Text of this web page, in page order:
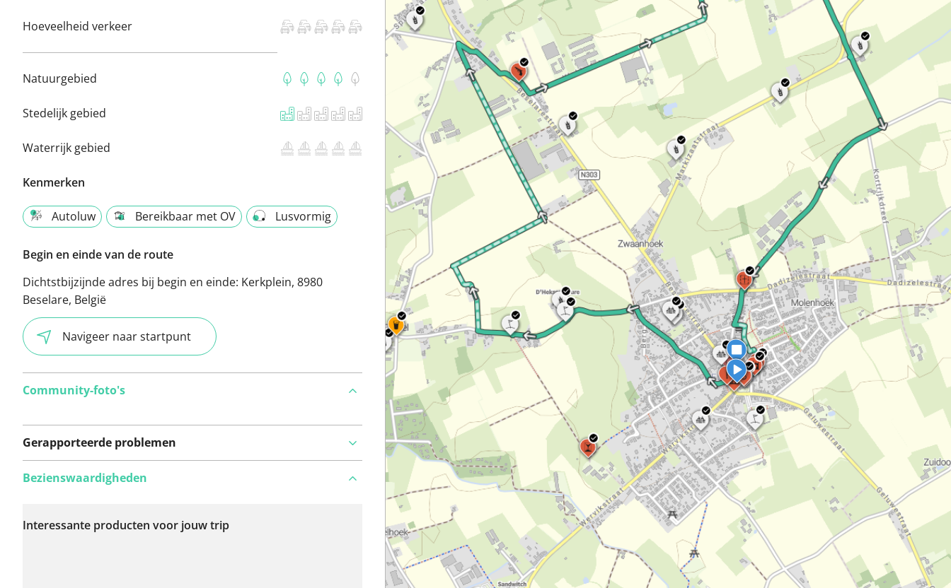
Hoeveelheid verkeer
Natuurgebied
Stedelijk gebied
Waterrijk gebied
Kenmerken
Autoluw Bereikbaar met OV Lusvormig
Begin en einde van de route
Dichtstbijzijnde adres bij begin en einde: Kerkplein, 8980
Beselare, België
Navigeer naar startpunt
Community-foto's
Gerapporteerde problemen
problemen op deze
Bezienswaardigheden
Interessante producten voor jouw trip